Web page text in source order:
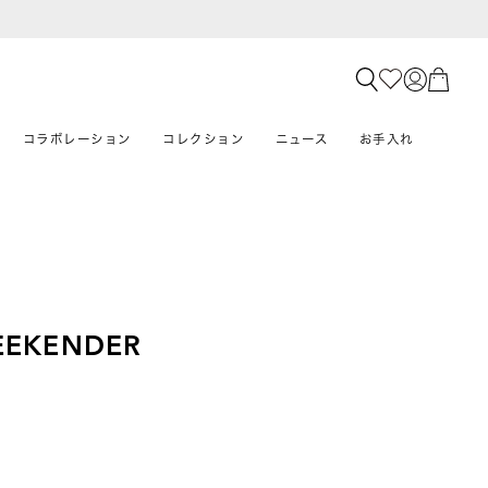
コラボレーション コレクション ニュース お手入れ